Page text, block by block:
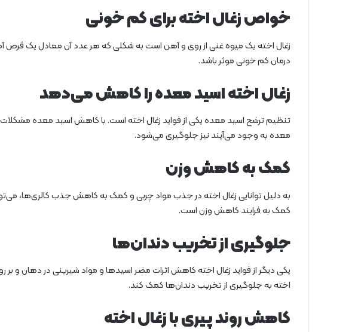
خواص زغال اخته برای کم خونی
زغال اخته یک میوه غنی از روی و آهن است به شکلی که هر عدد آن معادل یک قرص
درمان کم خونی موثر باشد.
زغال اخته اسید معده را کاهش می‌دهد
تنظیم ترشح اسید معده یکی از فواید زغال اخته است. با کاهش اسید معده مشکلات
معده به وجود می‌آیند نیز جلوگیری می‌شود.
کمک به کاهش وزن
به دلیل توانایی زغال اخته در جذب مواد چربی و کمک به کاهش جذب کالری‌ها،
کمک به فرایند کاهش وزن است.
جلوگیری از تخریب دندان‌ها
یکی دیگر از فواید زغال اخته کاهش اثرات مضر اسیدها و مواد شیرینی در دهان و
اخته به جلوگیری از تخریب دندان‌ها کمک کند.
کاهش روند پیری با زغال اخته